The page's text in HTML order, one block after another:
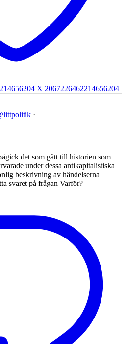
X 2067226462214656204
·
det som gått till historien som
under dessa antikapitalistiska
beskrivning av händelserna
svaret på frågan Varför?